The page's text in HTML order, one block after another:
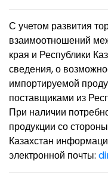
С учетом развития
взаимоотношений
края и Республики
сведения, о
импортируемой
поставщиками из
При наличии
продукции со
Казахстан
электронной почты: